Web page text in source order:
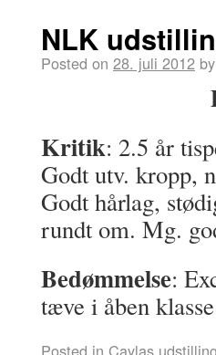
NLK
Posted on 28. juli 2012 by
Kritik: 2.5 år
Godt utv. kropp,
Godt hårlag,
rundt om. Mg.
Bedømmelse:
tæve i åben
Posted in Caylas